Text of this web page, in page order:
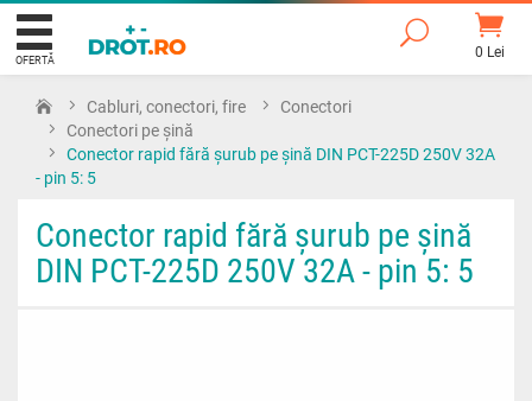
0 Lei
OFERTĂ
Cabluri, conectori, fire
Conectori
Conectori pe șină
Conector rapid fără șurub pe șină DIN PCT-225D 250V 32A
- pin 5: 5
Conector rapid fără șurub pe șină
DIN PCT-225D 250V 32A - pin 5: 5